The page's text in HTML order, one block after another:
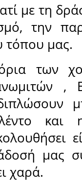
με τη
την
τόπου μας.
των
,
και
μας
χαρά.